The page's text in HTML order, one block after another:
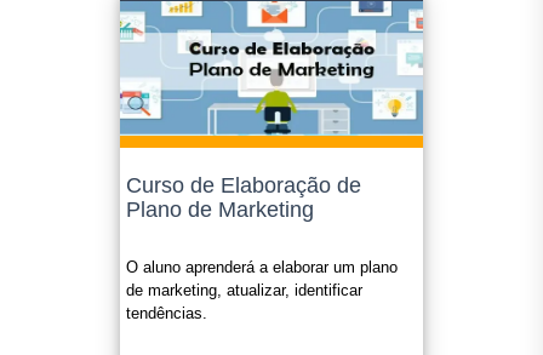
Curso de Elaboração de
Plano de Marketing
O aluno aprenderá a elaborar um plano
de marketing, atualizar, identificar
tendências.